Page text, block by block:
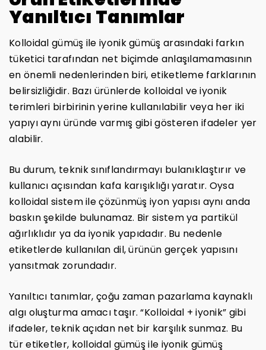
Yanıltıcı Tanımlar
Kolloidal gümüş ile iyonik gümüş arasındaki farkın
tüketici tarafından net biçimde anlaşılamamasının
en önemli nedenlerinden biri, etiketleme farklarının
belirsizliğidir. Bazı ürünlerde kolloidal ve iyonik
terimleri birbirinin yerine kullanılabilir veya her iki
yapıyı aynı üründe varmış gibi gösteren ifadeler yer
alabilir.
Bu durum, teknik sınıflandırmayı bulanıklaştırır ve
kullanıcı açısından kafa karışıklığı yaratır. Oysa
kolloidal sistem ile çözünmüş iyon yapısı aynı anda
baskın şekilde bulunamaz. Bir sistem ya partikül
ağırlıklıdır ya da iyonik yapıdadır. Bu nedenle
etiketlerde kullanılan dil, ürünün gerçek yapısını
yansıtmak zorundadır.
Yanıltıcı tanımlar, çoğu zaman pazarlama kaynaklı
algı oluşturma amacı taşır. “Kolloidal + iyonik” gibi
ifadeler, teknik açıdan net bir karşılık sunmaz. Bu
tür etiketler, kolloidal gümüş ile iyonik gümüş